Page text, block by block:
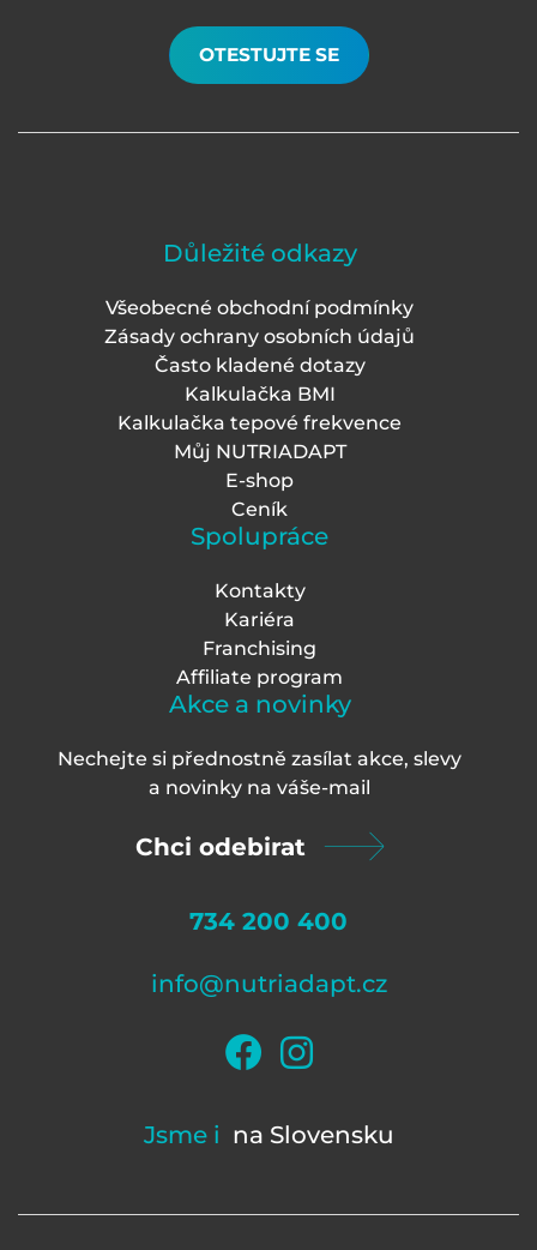
OTESTUJTE SE
Důležité odkazy
Všeobecné obchodní podmínky
Zásady ochrany osobních údajů
Často kladené dotazy
Kalkulačka BMI
Kalkulačka tepové frekvence
Můj NUTRIADAPT
E-shop
Ceník
Spolupráce
Kontakty
Kariéra
Franchising
Affiliate program
Akce a novinky
Nechejte si přednostně zasílat akce, slevy
a novinky na váše-mail
Chci odebirat
734 200 400
info@nutriadapt.cz
Jsme i na Slovensku